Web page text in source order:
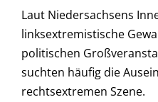
Laut Niedersachsens
linksextremistische
politischen
suchten häufig die
rechtsextremen Szene.